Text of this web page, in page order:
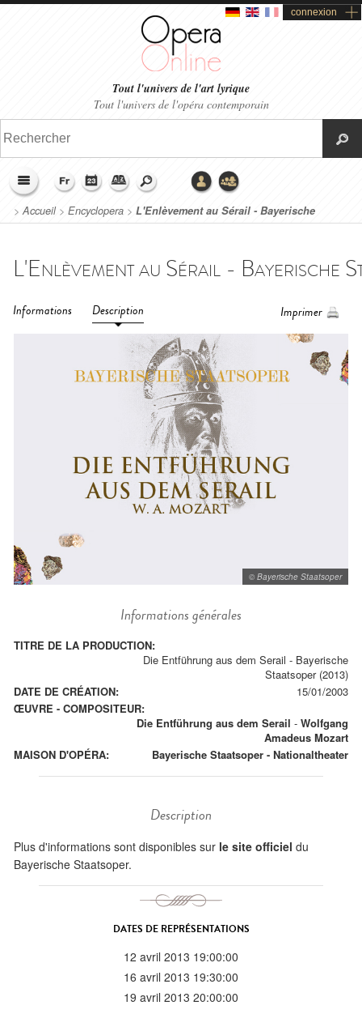
connexion
Tout l'univers de l'art lyrique
Tout l'univers de l'opéra contemporain
>Accueil> Encyclopera > L'Enlèvement au Sérail - Bayerische
Staatsoper (2013)
Informations Description Imprimer
© Bayerische Staatsoper
Informations générales
TITRE DE LA PRODUCTION:
Die Entführung aus dem Serail - Bayerische
Staatsoper (2013)
DATE DE CRÉATION:
15/01/2003
ŒUVRE - COMPOSITEUR:
Die Entführung aus dem Serail - Wolfgang
Amadeus Mozart
MAISON D'OPÉRA:
Bayerische Staatsoper - Nationaltheater
Description
Plus d'informations sont disponibles sur le site officiel du
Bayerische Staatsoper.
DATES DE REPRÉSENTATIONS
12 avril 2013 19:00:00
16 avril 2013 19:30:00
19 avril 2013 20:00:00